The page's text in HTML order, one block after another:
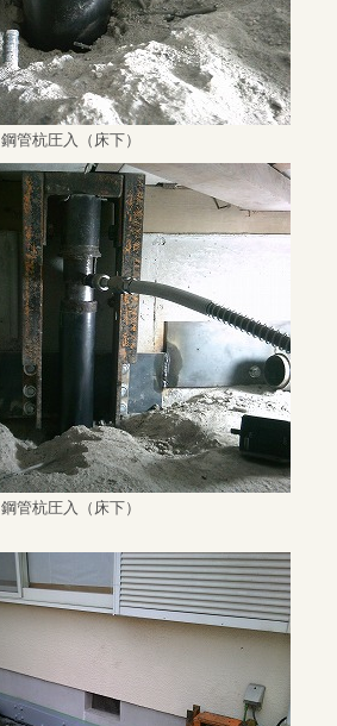
鋼管杭圧入（床下）
鋼管杭圧入（床下）